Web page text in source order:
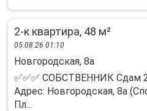
2-к квартира, 48 м²
05.08.26 01:10
Новгородская, 8а
✅✅✅ СОБСТВЕННИК Сдам
Адрес: Новгородская, 8а
Пл...